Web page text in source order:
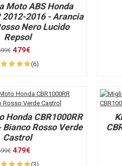
Moto ABS Honda
2012-2016 - Arancia
Nero Lucido
Repsol
479€
(6)
Honda CBR1000RR
Bianco Rosso Verde
Castrol
479€
(3)